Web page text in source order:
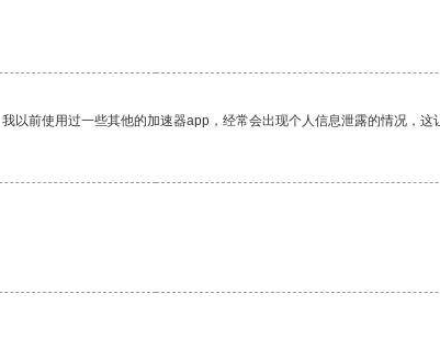
前使用过一些其他的加速器app，经常会出现个人信息泄露的情况，这